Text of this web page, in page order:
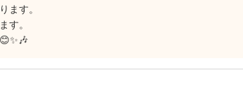
ます。
す。